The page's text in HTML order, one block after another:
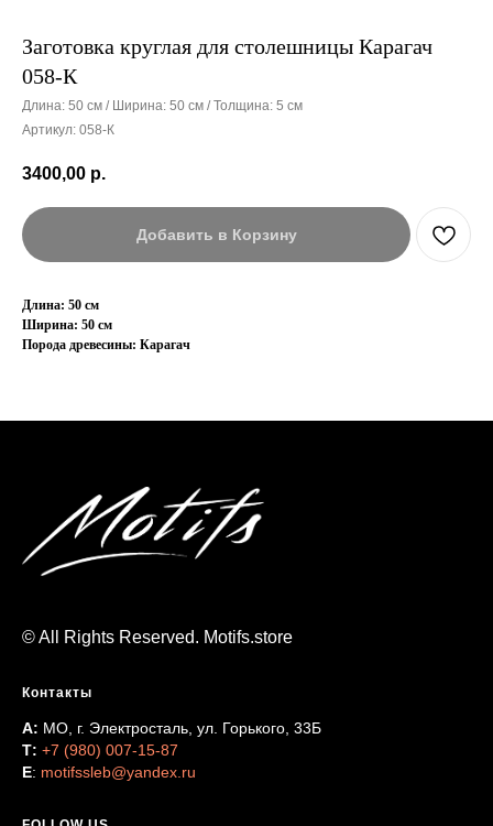
Заготовка круглая для столешницы Карагач
058-К
Длина: 50 см / Ширина: 50 см / Толщина: 5 см
Артикул: 058-К
3400,00 р.
Добавить в Корзину
Длина: 50 см
Ширина: 50 см
Порода древесины: Карагач
© All Rights Reserved. Motifs.store
Контакты
А: МО, г. Электросталь, ул. Горького, 33Б
Т: +7 (980) 007-15-87
Е: motifssleb@yandex.ru